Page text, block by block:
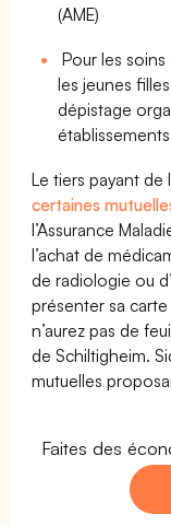
(AME)
Pour les
les jeunes
dépistage
Le tiers payant
certaines
l’Assurance
l’achat de
de radiologie ou
présenter sa
n’aurez pas de
de Schiltigheim.
mutuelles
Faites des